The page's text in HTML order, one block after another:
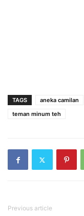
TAGS aneka camilan
teman minum teh
Previous article